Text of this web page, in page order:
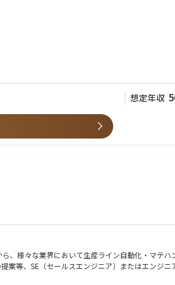
想定年収
、様々な業界において生産ライン自動化・マテハ
案等、SE（セールスエンジニア）またはエンジ